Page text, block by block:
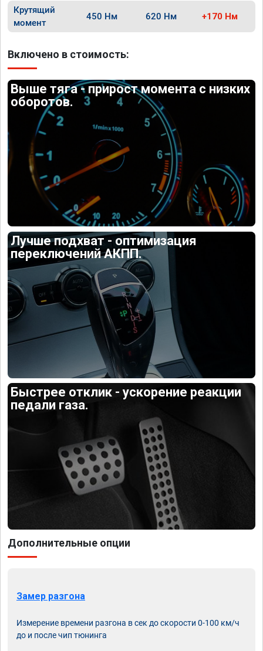
Крутящий
момент
450 Нм 620 Нм +170 Нм
Включено в стоимость:
Выше тяга - прирост момента с низких
оборотов.
Лучше подхват - оптимизация
переключений АКПП.
Быстрее отклик - ускорение реакции
педали газа.
Дополнительные опции
Замер разгона
Измерение времени разгона в сек до скорости 0-100 км/ч
до и после чип тюнинга